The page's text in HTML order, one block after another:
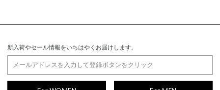
新入荷やセール情報をいちはやくお届けします。